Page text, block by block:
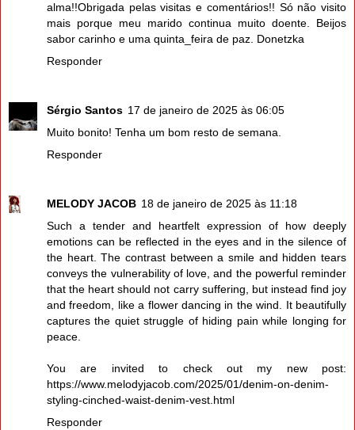
alma!!Obrigada pelas visitas e comentários!! Só não visito
mais porque meu marido continua muito doente. Beijos
sabor carinho e uma quinta_feira de paz. Donetzka
Responder
Sérgio Santos 17 de janeiro de 2025 às 06:05
Muito bonito! Tenha um bom resto de semana.
Responder
MELODY JACOB 18 de janeiro de 2025 às 11:18
Such a tender and heartfelt expression of how deeply
emotions can be reflected in the eyes and in the silence of
the heart. The contrast between a smile and hidden tears
conveys the vulnerability of love, and the powerful reminder
that the heart should not carry suffering, but instead find joy
and freedom, like a flower dancing in the wind. It beautifully
captures the quiet struggle of hiding pain while longing for
peace.
You are invited to check out my new post:
https://www.melodyjacob.com/2025/01/denim-on-denim-
styling-cinched-waist-denim-vest.html
Responder